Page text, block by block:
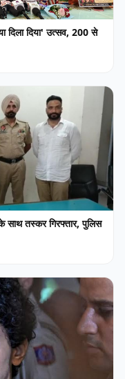
दिया' उत्सव, 200 से
तस्कर गिरफ्तार, पुलिस